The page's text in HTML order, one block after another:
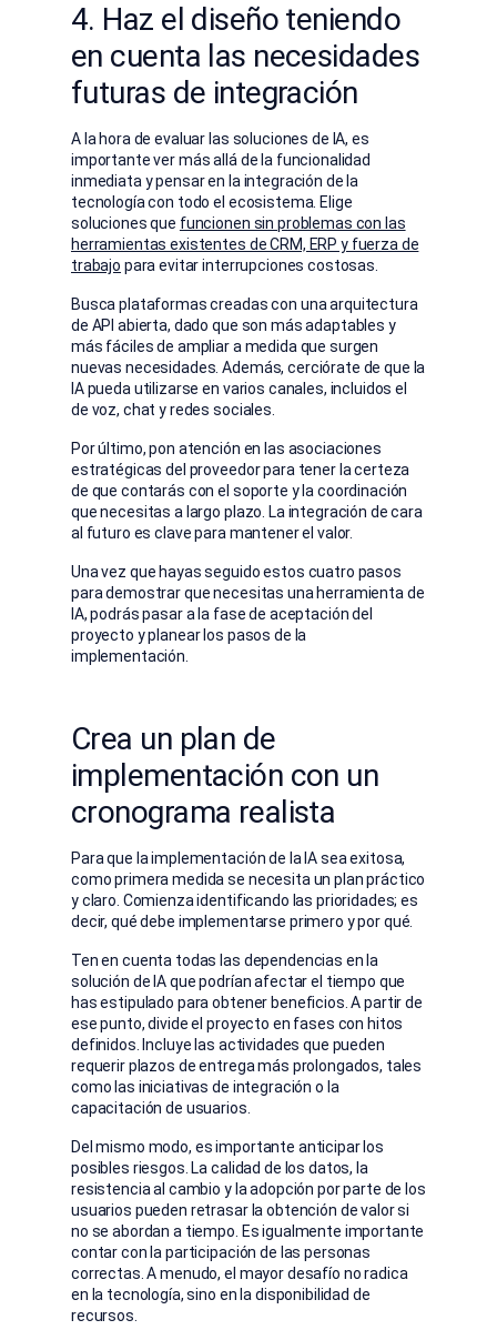
4. Haz el diseño teniendo
en cuenta las necesidades
futuras de integración
A la hora de evaluar las soluciones de IA, es
importante ver más allá de la funcionalidad
inmediata y pensar en la integración de la
tecnología con todo el ecosistema. Elige
soluciones que funcionen sin problemas con las
herramientas existentes de CRM, ERP y fuerza de
trabajo para evitar interrupciones costosas.
Busca plataformas creadas con una arquitectura
de API abierta, dado que son más adaptables y
más fáciles de ampliar a medida que surgen
nuevas necesidades. Además, cerciórate de que la
IA pueda utilizarse en varios canales, incluidos el
de voz, chat y redes sociales.
Por último, pon atención en las asociaciones
estratégicas del proveedor para tener la certeza
de que contarás con el soporte y la coordinación
que necesitas a largo plazo. La integración de cara
al futuro es clave para mantener el valor.
Una vez que hayas seguido estos cuatro pasos
para demostrar que necesitas una herramienta de
IA, podrás pasar a la fase de aceptación del
proyecto y planear los pasos de la
implementación.
Crea un plan de
implementación con un
cronograma realista
Para que la implementación de la IA sea exitosa,
como primera medida se necesita un plan práctico
y claro. Comienza identificando las prioridades; es
decir, qué debe implementarse primero y por qué.
Ten en cuenta todas las dependencias en la
solución de IA que podrían afectar el tiempo que
has estipulado para obtener beneficios. A partir de
ese punto, divide el proyecto en fases con hitos
definidos. Incluye las actividades que pueden
requerir plazos de entrega más prolongados, tales
como las iniciativas de integración o la
capacitación de usuarios.
Del mismo modo, es importante anticipar los
posibles riesgos. La calidad de los datos, la
resistencia al cambio y la adopción por parte de los
usuarios pueden retrasar la obtención de valor si
no se abordan a tiempo. Es igualmente importante
contar con la participación de las personas
correctas. A menudo, el mayor desafío no radica
en la tecnología, sino en la disponibilidad de
recursos.